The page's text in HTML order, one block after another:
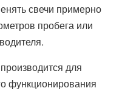
свечи примерно
пробега или
для
функционирования